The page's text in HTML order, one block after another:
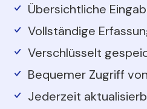
Übersichtliche
Vollständige
Verschlüsselt
Bequemer Zugriff
Jederzeit